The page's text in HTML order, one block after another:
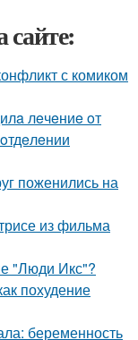
сайте:
с комиком
лeчeниe oт
поженились на
из фильма
"Люди Икс"?
похудение
беременность